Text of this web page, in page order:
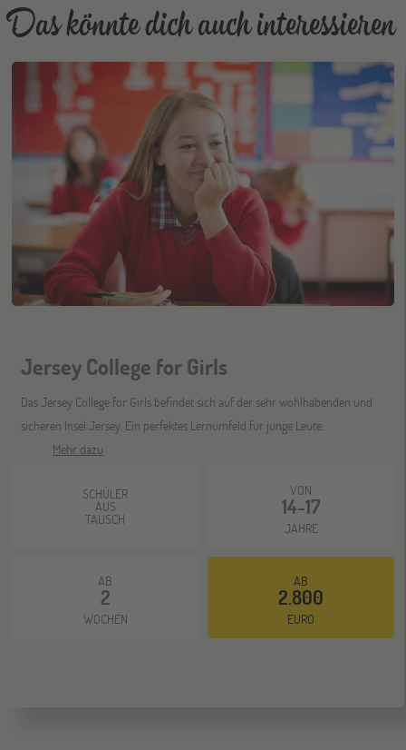
10
OKT
Gräfelfing
Jugendbildungsmesse JuBi
14
OKT
ONLINE
Schüleraustausch-Infoabend (Europa)
17
OKT
Wien
Go Global Now! Messe
28 ONLINE
Schüleraustausch-Infoabend (Ozeanien)
Schüleraustausch-Infoabend (Europa)
Schüleraustausch-Infoabend (Ozeanien &
Nordamerika)
Das könnte dich auch interessieren
Jersey College for Girls
Das Jersey College for Girls befindet sich auf der sehr wohlhabenden und
sicheren Insel Jersey. Ein perfektes Lernumfeld für junge Leute.
Mehr dazu
SCHÜLER
AUS
TAUSCH
VON
14-17
JAHRE
AB
2
WOCHEN
AB
2.800
EURO